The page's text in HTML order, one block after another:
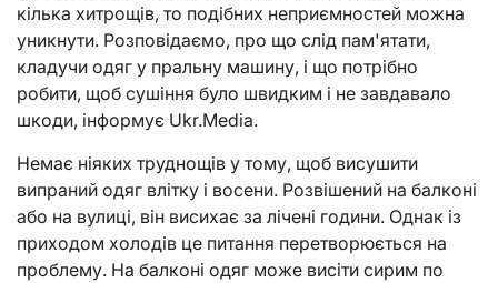
кілька хитрощів, то подібних неприємностей можна
уникнути. Розповідаємо, про що слід пам'ятати,
кладучи одяг у пральну машину, і що потрібно
робити, щоб сушіння було швидким і не завдавало
шкоди, інформує Ukr.Media.
Немає ніяких труднощів у тому, щоб висушити
випраний одяг влітку і восени. Розвішений на балконі
або на вулиці, він висихає за лічені години. Однак із
приходом холодів це питання перетворюється на
проблему. На балконі одяг може висіти сирим по